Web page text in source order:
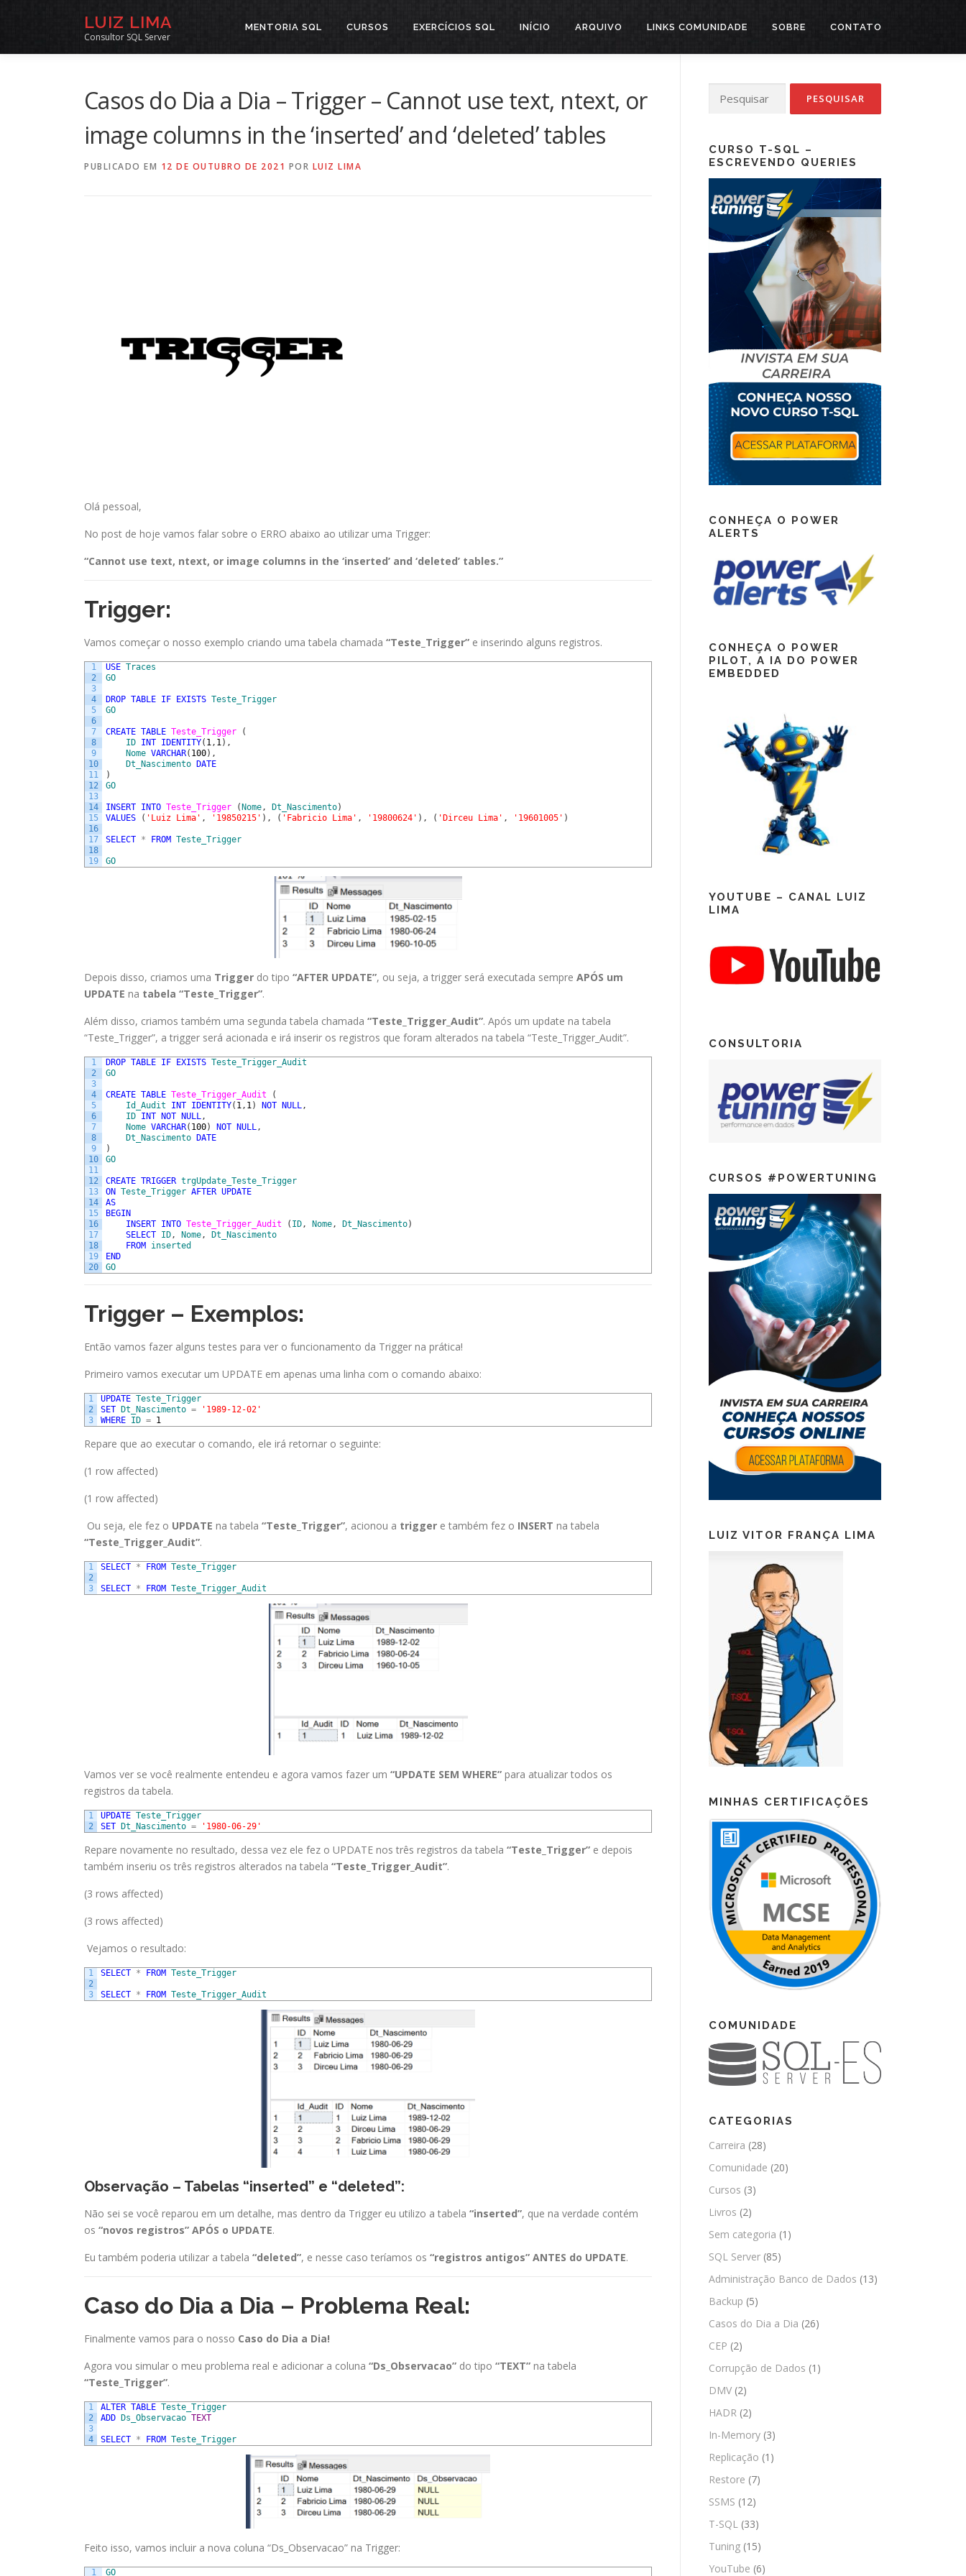
conteúdo
LUIZ LIMA
Consultor SQL Server
MENTORIA SQL CURSOS EXERCÍCIOS SQL INÍCIO ARQUIVO LINKS COMUNIDADE SOBRE CONTATO
Casos do Dia a Dia – Trigger – Cannot use text, ntext, or
image columns in the ‘inserted’ and ‘deleted’ tables
PUBLICADO EM 12 DE OUTUBRO DE 2021 POR LUIZ LIMA
Olá pessoal,
No post de hoje vamos falar sobre o ERRO abaixo ao utilizar uma Trigger:
“Cannot use text, ntext, or image columns in the ‘inserted’ and ‘deleted’ tables.”
Trigger:
Vamos começar o nosso exemplo criando uma tabela chamada “Teste_Trigger” e inserindo alguns registros.
1
2
3
4
5
6
7
8
9
10
11
12
13
14
15
16
17
18
19
USE Traces
GO
DROP TABLE IF EXISTS Teste_Trigger
GO
CREATE TABLE Teste_Trigger
(
ID INT IDENTITY( 1, 1) ,
Nome VARCHAR( 100) ,
Dt_Nascimento
DATE
)
GO
INSERT INTO Teste_Trigger ( Nome, Dt_Nascimento)
VALUES
( 'Luiz Lima' , '19850215' ) , ( 'Fabricio Lima' , '19800624' ) , ( 'Dirceu Lima' , '19601005' )
SELECT * FROM Teste_Trigger
GO
Depois disso, criamos uma Trigger do tipo “AFTER UPDATE”, ou seja, a trigger será executada sempre APÓS um
UPDATE na tabela “Teste_Trigger”.
Além disso, criamos também uma segunda tabela chamada “Teste_Trigger_Audit”. Após um update na tabela
“Teste_Trigger”, a trigger será acionada e irá inserir os registros que foram alterados na tabela “Teste_Trigger_Audit”.
1
2
3
4
5
6
7
8
9
10
11
12
13
14
15
16
17
18
19
20
DROP TABLE IF EXISTS Teste_Trigger_Audit
GO
CREATE TABLE Teste_Trigger_Audit
(
Id_Audit
INT IDENTITY( 1, 1) NOT NULL,
ID INT NOT NULL,
Nome VARCHAR( 100) NOT NULL,
Dt_Nascimento
DATE
)
GO
CREATE TRIGGER trgUpdate_Teste_Trigger
ON Teste_Trigger AFTER UPDATE
AS
BEGIN
INSERT INTO Teste_Trigger_Audit ( ID, Nome, Dt_Nascimento)
SELECT ID, Nome,
Dt_Nascimento
FROM
inserted
END
GO
Trigger – Exemplos:
Então vamos fazer alguns testes para ver o funcionamento da Trigger na prática!
Primeiro vamos executar um UPDATE em apenas uma linha com o comando abaixo:
1
2
3
UPDATE Teste_Trigger
SET
Dt_Nascimento =
'1989-12-02'
WHERE ID = 1
Repare que ao executar o comando, ele irá retornar o seguinte:
(1 row affected)
(1 row affected)
Ou seja, ele fez o UPDATE na tabela “Teste_Trigger”, acionou a trigger e também fez o INSERT na tabela
“Teste_Trigger_Audit”.
1
2
3
SELECT * FROM Teste_Trigger
SELECT * FROM Teste_Trigger_Audit
Vamos ver se você realmente entendeu e agora vamos fazer um “UPDATE SEM WHERE” para atualizar todos os
registros da tabela.
1
2
UPDATE Teste_Trigger
SET Dt_Nascimento = '1980-06-29'
Repare novamente no resultado, dessa vez ele fez o UPDATE nos três registros da tabela “Teste_Trigger” e depois
também inseriu os três registros alterados na tabela “Teste_Trigger_Audit”.
(3 rows affected)
(3 rows affected)
Vejamos o resultado:
1
2
3
SELECT * FROM Teste_Trigger
SELECT * FROM Teste_Trigger_Audit
Observação – Tabelas “inserted” e “deleted”:
Não sei se você reparou em um detalhe, mas dentro da Trigger eu utilizo a tabela “inserted”, que na verdade contém
os “novos registros” APÓS o UPDATE.
Eu também poderia utilizar a tabela “deleted”, e nesse caso teríamos os “registros antigos” ANTES do UPDATE.
Caso do Dia a Dia – Problema Real:
Finalmente vamos para o nosso Caso do Dia a Dia!
Agora vou simular o meu problema real e adicionar a coluna “Ds_Observacao” do tipo “TEXT” na tabela
“Teste_Trigger”.
1
2
3
4
ALTER TABLE Teste_Trigger
ADD Ds_Observacao TEXT
SELECT * FROM Teste_Trigger
Feito isso, vamos incluir a nova coluna “Ds_Observacao” na Trigger:
1 GO
por:
CURSO T-SQL –
ESCREVENDO QUERIES
CONHEÇA O POWER
ALERTS
CONHEÇA O POWER
PILOT, A IA DO POWER
EMBEDDED
YOUTUBE – CANAL LUIZ
LIMA
CONSULTORIA
CURSOS #POWERTUNING
LUIZ VITOR FRANÇA LIMA
MINHAS CERTIFICAÇÕES
COMUNIDADE
CATEGORIAS
Carreira (28)
Comunidade (20)
Cursos (3)
Livros (2)
Sem categoria (1)
SQL Server (85)
Administração Banco de Dados (13)
Backup (5)
Casos do Dia a Dia (26)
CEP (2)
Corrupção de Dados (1)
DMV (2)
HADR (2)
In-Memory (3)
Replicação (1)
Restore (7)
SSMS (12)
T-SQL (33)
Tuning (15)
YouTube (6)